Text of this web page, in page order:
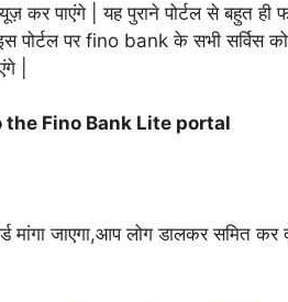
कर पाएंगे | यह पुराने पोर्टल से बहुत ही
पर fino bank के सभी सर्विस को
|
Fino Bank Lite portal
जाएगा,आप लोग डालकर समित कर